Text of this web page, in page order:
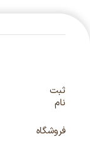
ثبت
نام
فروشگاه